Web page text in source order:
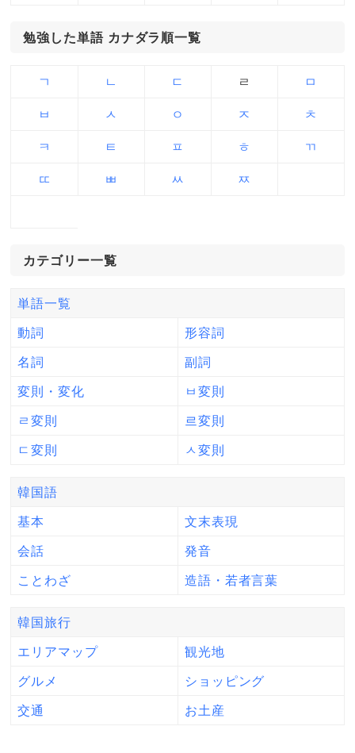
勉強した単語 カナダラ順一覧
ㄱ ㄴ ㄷ ㄹ ㅁ
ㅂ ㅅ ㅇ ㅈ ㅊ
ㅋ ㅌ ㅍ ㅎ ㄲ
ㄸ ㅃ ㅆ ㅉ
カテゴリー一覧
単語一覧
動詞 形容詞
名詞 副詞
変則・変化 ㅂ変則
ㄹ変則 르変則
ㄷ変則 ㅅ変則
韓国語
基本 文末表現
会話 発音
ことわざ 造語・若者言葉
韓国旅行
エリアマップ 観光地
グルメ ショッピング
交通 お土産